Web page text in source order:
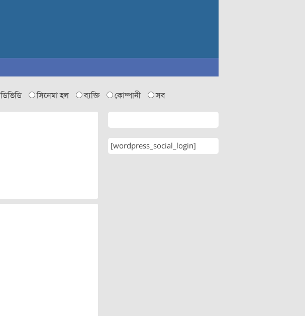
ডিভিডি সিনেমা হল ব্যক্তি কোম্পানী সব
[wordpress_social_login]